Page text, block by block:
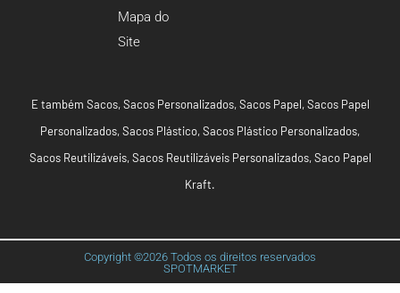
Mapa do
Site
E também Sacos,Sacos Personalizados,Sacos Papel,Sacos Papel
Personalizados,Sacos Plástico,Sacos Plástico Personalizados,
Sacos Reutilizáveis,Sacos Reutilizáveis Personalizados,Saco Papel
Kraft.
Copyright ©2026 Todos os direitos reservados
SPOTMARKET